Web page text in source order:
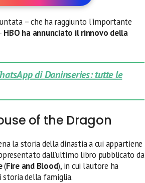
– che ha raggiunto l’importante
HBO ha annunciato il rinnovo della
di Daninseries: tutte le
of the Dragon
la storia della dinastia a cui appartiene
dall’ultimo libro pubblicato da
(Fire and Blood), in cui l’autore ha
della famiglia.